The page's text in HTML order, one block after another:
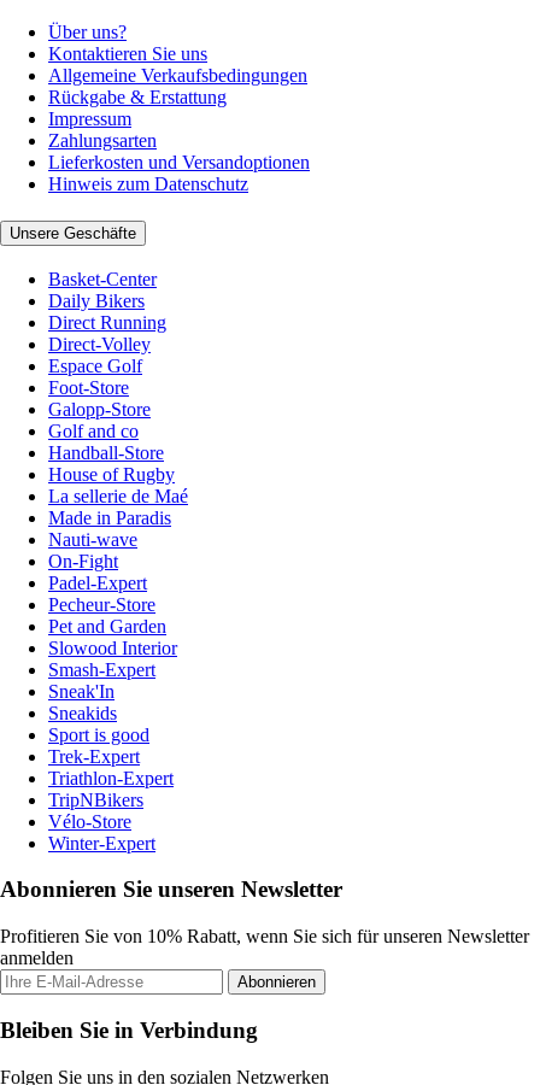
Über uns?
Kontaktieren Sie uns
Allgemeine Verkaufsbedingungen
Rückgabe & Erstattung
Impressum
Zahlungsarten
Lieferkosten und Versandoptionen
Hinweis zum Datenschutz
Unsere Geschäfte
Basket-Center
Daily Bikers
Direct Running
Direct-Volley
Espace Golf
Foot-Store
Galopp-Store
Golf and co
Handball-Store
House of Rugby
La sellerie de Maé
Made in Paradis
Nauti-wave
On-Fight
Padel-Expert
Pecheur-Store
Pet and Garden
Slowood Interior
Smash-Expert
Sneak'In
Sneakids
Sport is good
Trek-Expert
Triathlon-Expert
TripNBikers
Vélo-Store
Winter-Expert
Abonnieren Sie unseren Newsletter
Profitieren Sie von 10% Rabatt, wenn Sie sich für unseren Newsletter
anmelden
Abonnieren
Bleiben Sie in Verbindung
Folgen Sie uns in den sozialen Netzwerken